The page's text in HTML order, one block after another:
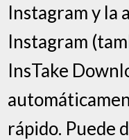
Instagram y la
Instagram
InsTake
rápido. Puede